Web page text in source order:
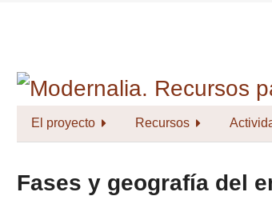
El proyecto Recursos
Fases y geografía del